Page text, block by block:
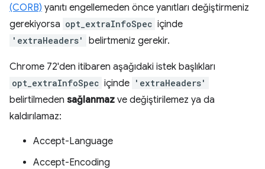
(CORB) yanıtı engellemeden önce yanıtları değiştirmeniz
gerekiyorsa opt_extraInfoSpec içinde
'extraHeaders' belirtmeniz gerekir.
Chrome 72'den itibaren aşağıdaki istek başlıkları
opt_extraInfoSpec içinde 'extraHeaders'
belirtilmeden sağlanmaz ve değiştirilemez ya da
kaldırılamaz:
Accept-Language
Accept-Encoding